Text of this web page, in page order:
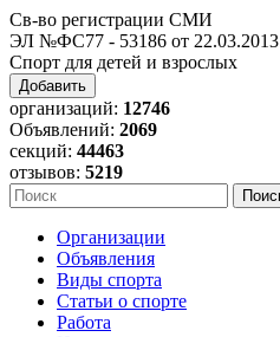
Св-во регистрации СМИ
ЭЛ №ФС77 - 53186 от 22.03.2013
Спорт для детей и взрослых
Добавить
организаций: 12746
Объявлений: 2069
секций: 44463
отзывов: 5219
Организации
Объявления
Виды спорта
Статьи о спорте
Работа